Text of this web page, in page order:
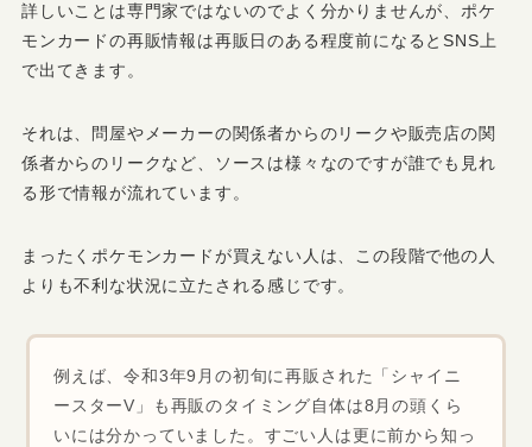
詳しいことは専門家ではないのでよく分かりませんが、ポケ
モンカードの再販情報は再販日のある程度前になるとSNS上
で出てきます。
それは、問屋やメーカーの関係者からのリークや販売店の関
係者からのリークなど、ソースは様々なのですが誰でも見れ
る形で情報が流れています。
まったくポケモンカードが買えない人は、この段階で他の人
よりも不利な状況に立たされる感じです。
例えば、令和3年9月の初旬に再販された「シャイニ
ースターV」も再販のタイミング自体は8月の頭くら
いには分かっていました。すごい人は更に前から知っ